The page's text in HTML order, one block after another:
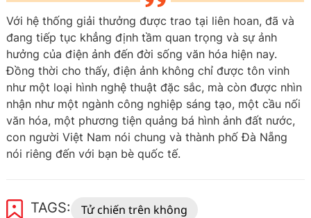
Với hệ thống giải thưởng được trao tại liên hoan, đã và
đang tiếp tục khẳng định tầm quan trọng và sự ảnh
hưởng của điện ảnh đến đời sống văn hóa hiện nay.
Đồng thời cho thấy, điện ảnh không chỉ được tôn vinh
như một loại hình nghệ thuật đặc sắc, mà còn được nhìn
nhận như một ngành công nghiệp sáng tạo, một cầu nối
văn hóa, một phương tiện quảng bá hình ảnh đất nước,
con người Việt Nam nói chung và thành phố Đà Nẵng
nói riêng đến với bạn bè quốc tế.
TAGS:
Tử chiến trên không